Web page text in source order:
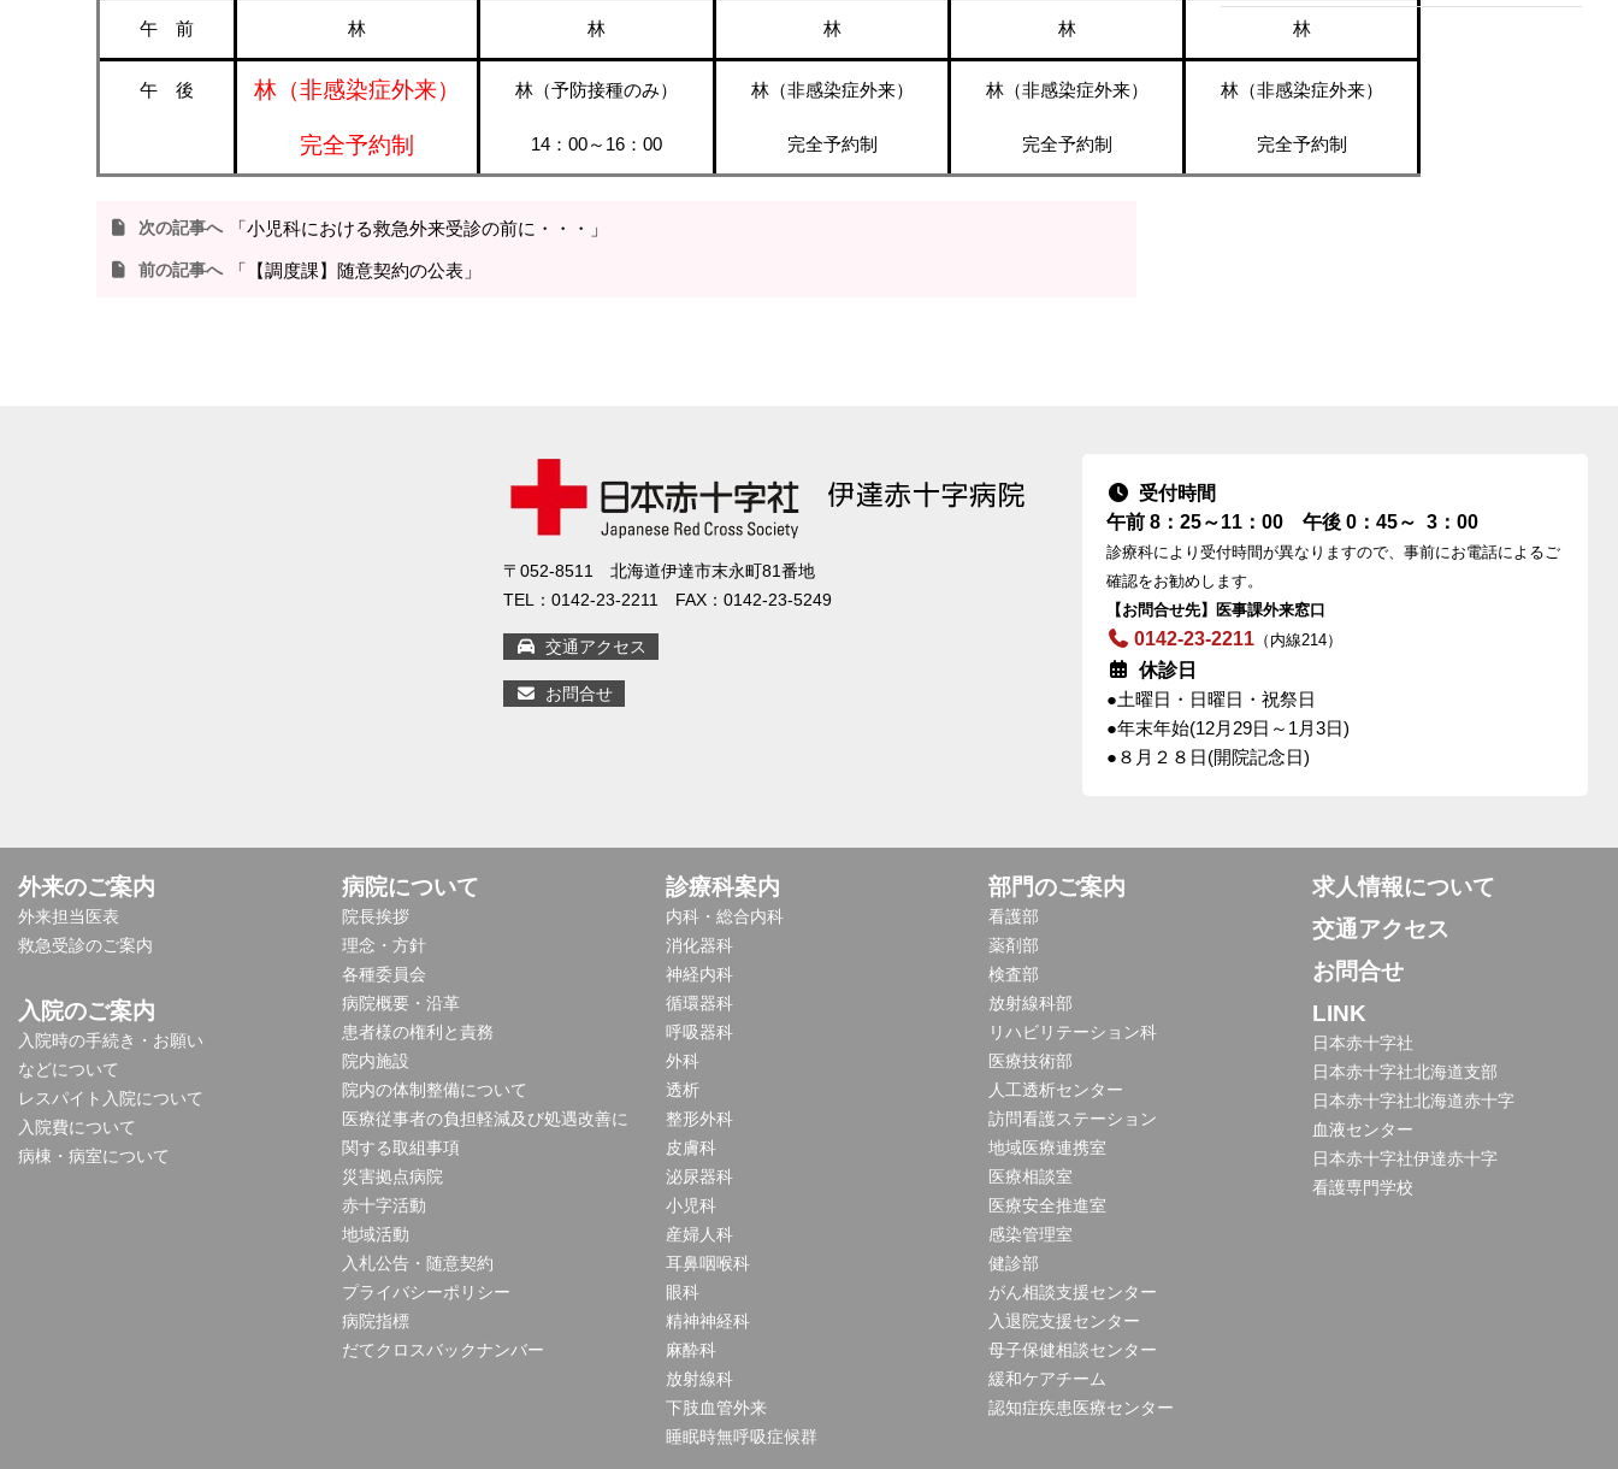
午 前 林 林 林 林 林
午 後 林（非感染症外来）
完全予約制
林（予防接種のみ）
14：00～16：00
林（非感染症外来）
完全予約制
林（非感染症外来）
完全予約制
林（非感染症外来）
完全予約制
次の記事へ 「小児科における救急外来受診の前に・・・」
前の記事へ 「【調度課】随意契約の公表」
〒052-8511 北海道伊達市末永町81番地
TEL：0142-23-2211 FAX：0142-23-5249
交通アクセス
お問合せ
受付時間
午前 8：25～11：00 午後 0：45～ 3：00
診療科により受付時間が異なりますので、事前にお電話によるご
確認をお勧めします。
【お問合せ先】医事課外来窓口
0142-23-2211（内線214）
休診日
●土曜日・日曜日・祝祭日
●年末年始(12月29日～1月3日)
●８月２８日(開院記念日)
外来のご案内
外来担当医表
救急受診のご案内
入院のご案内
入院時の手続き・お願い
などについて
レスパイト入院について
入院費について
病棟・病室について
病院について
院長挨拶
理念・方針
各種委員会
病院概要・沿革
患者様の権利と責務
院内施設
院内の体制整備について
医療従事者の負担軽減及び処遇改善に
関する取組事項
災害拠点病院
赤十字活動
地域活動
入札公告・随意契約
プライバシーポリシー
病院指標
だてクロスバックナンバー
診療科案内
内科・総合内科
消化器科
神経内科
循環器科
呼吸器科
外科
透析
整形外科
皮膚科
泌尿器科
小児科
産婦人科
耳鼻咽喉科
眼科
精神神経科
麻酔科
放射線科
下肢血管外来
睡眠時無呼吸症候群
部門のご案内
看護部
薬剤部
検査部
放射線科部
リハビリテーション科
医療技術部
人工透析センター
訪問看護ステーション
地域医療連携室
医療相談室
医療安全推進室
感染管理室
健診部
がん相談支援センター
入退院支援センター
母子保健相談センター
緩和ケアチーム
認知症疾患医療センター
求人情報について
交通アクセス
お問合せ
LINK
日本赤十字社
日本赤十字社北海道支部
日本赤十字社北海道赤十字
血液センター
日本赤十字社伊達赤十字
看護専門学校